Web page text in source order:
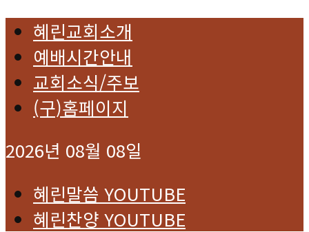
혜린교회소개
예배시간안내
교회소식/주보
(구)홈페이지
2026년 08월 08일
혜린말씀 YOUTUBE
혜린찬양 YOUTUBE